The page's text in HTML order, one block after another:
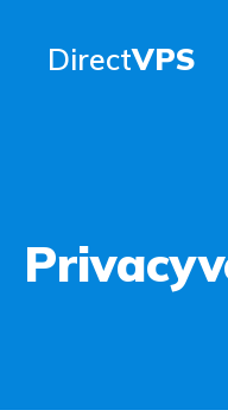
DirectVPS